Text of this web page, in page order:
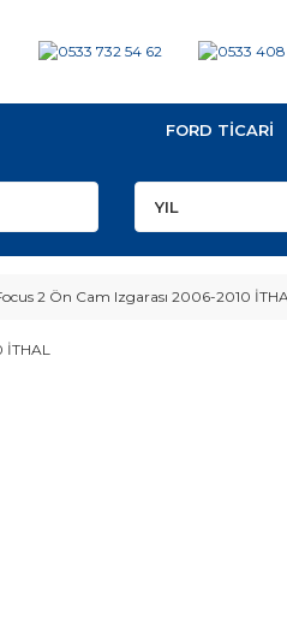
FORD TİCARİ
2 Ön Cam Izgarası 2006-2010